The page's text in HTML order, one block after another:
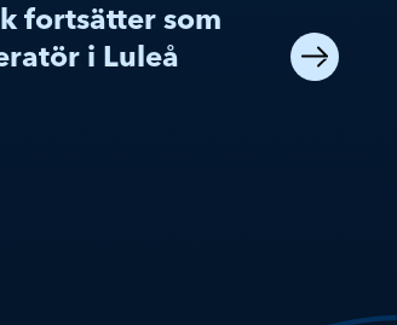
fortsätter som
i Luleå